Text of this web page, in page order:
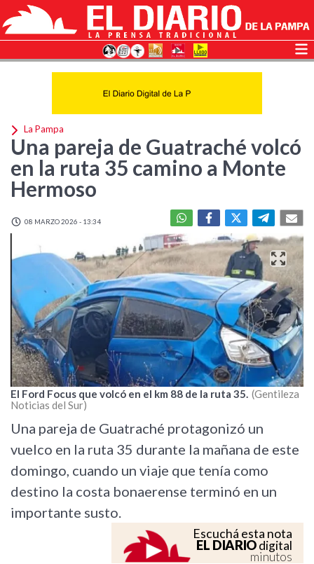
La Pampa
Una pareja de Guatraché volcó
en la ruta 35 camino a Monte
Hermoso
08 MARZO 2026 - 13:34
El Ford Focus que volcó en el km 88 de la ruta 35. Gentileza
Noticias del Sur
Una pareja de Guatraché protagonizó un
vuelco en la ruta 35 durante la mañana de este
domingo, cuando un viaje que tenía como
destino la costa bonaerense terminó en un
importante susto.
Escuchá esta nota
EL DIARIOdigital
minutos